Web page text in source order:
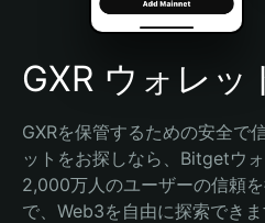
Español (Argentina)
GXR ウォレッ
GXRを保管するための安全で
ットをお探しなら、Bitgetウォ
2,000万人のユーザーの信頼
で、Web3を自由に探索でき